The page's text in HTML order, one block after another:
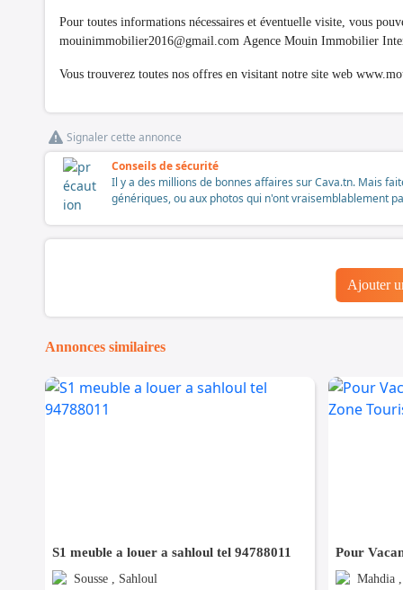
Pour toutes informations nécessaires et éventuelle visite, vous
mouinimmobilier2016@gmail.com Agence Mouin Immobilier
Vous trouverez toutes nos offres en visitant notre site web
Signaler cette annonce
Conseils de sécurité
Il y a des millions de bonnes affaires sur Cava.tn. Mais
génériques, ou aux photos qui n'ont vraisemblablement
Ajouter
Annonces similaires
S1 meuble a louer a sahloul tel 94788011
Sousse , Sahloul Mahdia